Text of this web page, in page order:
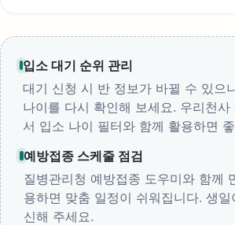
입소 대기 순위 관리
대기 신청 시 반 정보가 바뀔 수 있으
나이를 다시 확인해 보세요. 우리천사
서 입소 나이 필터와 함께 활용하면
예방접종 스케줄 점검
질병관리청 예방접종 도우미와 함께
용하면 맞춤 일정이 쉬워집니다. 생
신해 주세요.